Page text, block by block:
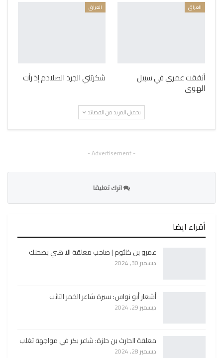
العراق
أنفقت عمري في سبيل
الهوى
العراق
شكرتني الجرد الصلادم إذ رأت
تحميل المزيد من القصائد
- Advertisement -
اترك تعليقا
أقراء ايضا
عمرو بن كلثوم | صاحب معلقة الا هبي بصحنك
ديسمبر 30, 2024
أشعار أبو نواس: سيرة شاعر الخمر التائب
ديسمبر 29, 2024
معلقة الحارث بن حلزة: شاعر بكر في مواجهة تغلب
ديسمبر 28, 2024